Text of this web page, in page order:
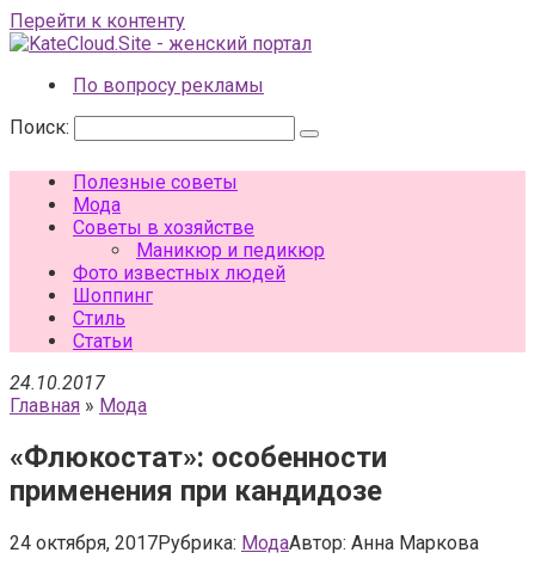
Перейти к контенту
По вопросу рекламы
Поиск:
Полезные советы
Мода
Советы в хозяйстве
Маникюр и педикюр
Фото известных людей
Шоппинг
Стиль
Статьи
24.10.2017
Главная » Мода
«Флюкостат»: особенности
применения при кандидозе
24 октября, 2017Рубрика: МодаАвтор: Анна Маркова